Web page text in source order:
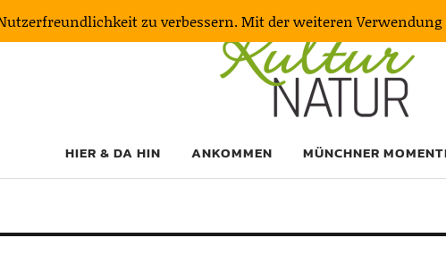
HIER & DA HIN ANKOMMEN MÜNCHNER
zu verbessern. Mit der weiteren